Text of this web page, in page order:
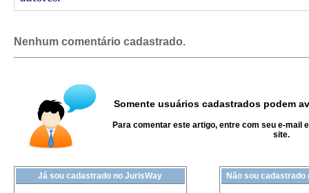
Nenhum comentário cadastrado.
Somente usuários cadastrados podem
Para comentar este artigo, entre com seu e-mail
site.
Já sou cadastrado no JurisWay Não sou cadastrado